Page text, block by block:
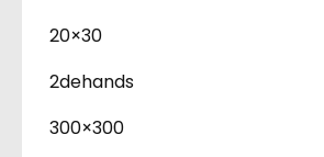
20×30
2dehands
300×300